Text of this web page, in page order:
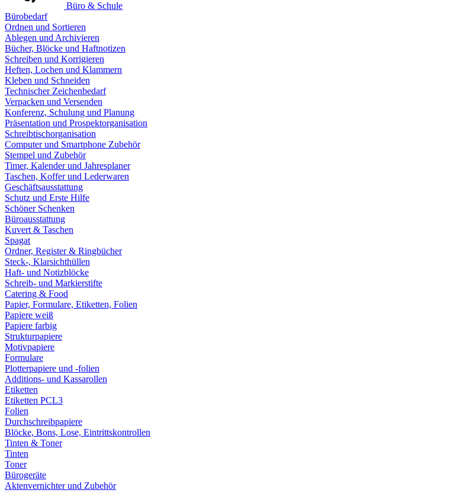
Büro & Schule
Bürobedarf
Ordnen und Sortieren
Ablegen und Archivieren
Bücher, Blöcke und Haftnotizen
Schreiben und Korrigieren
Heften, Lochen und Klammern
Kleben und Schneiden
Technischer Zeichenbedarf
Verpacken und Versenden
Konferenz, Schulung und Planung
Präsentation und Prospektorganisation
Schreibtischorganisation
Computer und Smartphone Zubehör
Stempel und Zubehör
Timer, Kalender und Jahresplaner
Taschen, Koffer und Lederwaren
Geschäftsausstattung
Schutz und Erste Hilfe
Schöner Schenken
Büroausstattung
Kuvert & Taschen
Spagat
Ordner, Register & Ringbücher
Steck-, Klarsichthüllen
Haft- und Notizblöcke
Schreib- und Markierstifte
Catering & Food
Papier, Formulare, Etiketten, Folien
Papiere weiß
Papiere farbig
Strukturpapiere
Motivpapiere
Formulare
Plotterpapiere und -folien
Additions- und Kassarollen
Etiketten
Etiketten PCL3
Folien
Durchschreibpapiere
Blöcke, Bons, Lose, Eintrittskontrollen
Tinten & Toner
Tinten
Toner
Bürogeräte
Aktenvernichter und Zubehör